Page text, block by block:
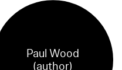
Paul Wood
(author)